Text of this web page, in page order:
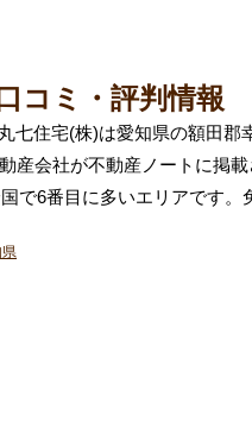
コミ・評判情報
七住宅(株)は愛知県の額田郡
産会社が不動産ノートに掲
で6番目に多いエリアです。